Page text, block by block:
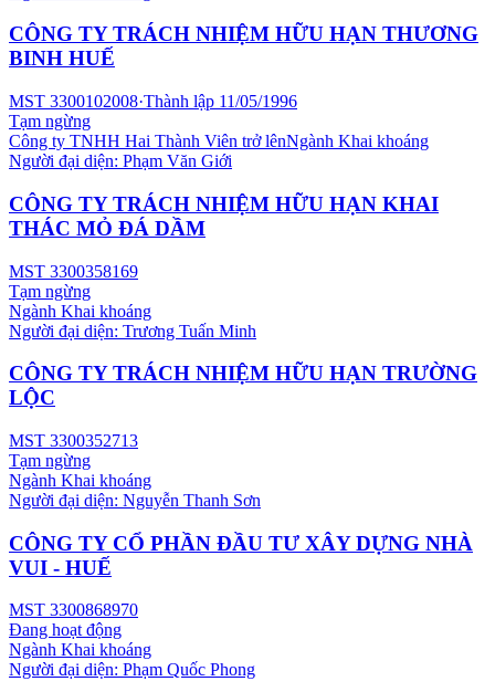
CÔNG TY TRÁCH NHIỆM HỮU HẠN THƯƠNG
BINH HUẾ
MST 3300102008·Thành lập 11/05/1996
Tạm ngừng
Công ty TNHH Hai Thành Viên trở lênNgành Khai khoáng
Người đại diện: Phạm Văn Giới
CÔNG TY TRÁCH NHIỆM HỮU HẠN KHAI
THÁC MỎ ĐÁ DẦM
MST 3300358169
Tạm ngừng
Ngành Khai khoáng
Người đại diện: Trương Tuấn Minh
CÔNG TY TRÁCH NHIỆM HỮU HẠN TRƯỜNG
LỘC
MST 3300352713
Tạm ngừng
Ngành Khai khoáng
Người đại diện: Nguyễn Thanh Sơn
CÔNG TY CỔ PHẦN ĐẦU TƯ XÂY DỰNG NHÀ
VUI - HUẾ
MST 3300868970
Đang hoạt động
Ngành Khai khoáng
Người đại diện: Phạm Quốc Phong